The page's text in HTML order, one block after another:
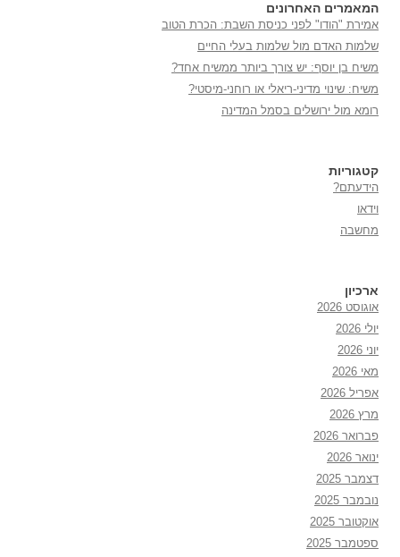
המאמרים האחרונים
אמירת "הודו" לפני כניסת השבת: הכרת הטוב
שלמות האדם מול שלמות בעלי החיים
משיח בן יוסף: יש צורך ביותר ממשיח אחד?
משיח: שינוי מדיני-ריאלי או רוחני-מיסטי?
רומא מול ירושלים בסמל המדינה
קטגוריות
הידעתם?
וידאו
מחשבה
ארכיון
אוגוסט 2026
יולי 2026
יוני 2026
מאי 2026
אפריל 2026
מרץ 2026
פברואר 2026
ינואר 2026
דצמבר 2025
נובמבר 2025
אוקטובר 2025
ספטמבר 2025